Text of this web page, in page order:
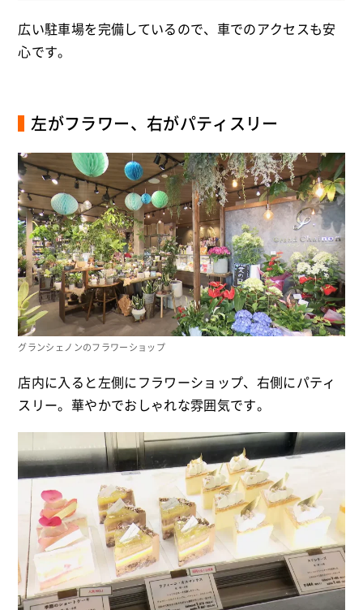
広い駐車場を完備しているので、車でのアクセスも安
心です。
左がフラワー、右がパティスリー
グランシェノンのフラワーショップ
店内に入ると左側にフラワーショップ、右側にパティ
スリー。華やかでおしゃれな雰囲気です。